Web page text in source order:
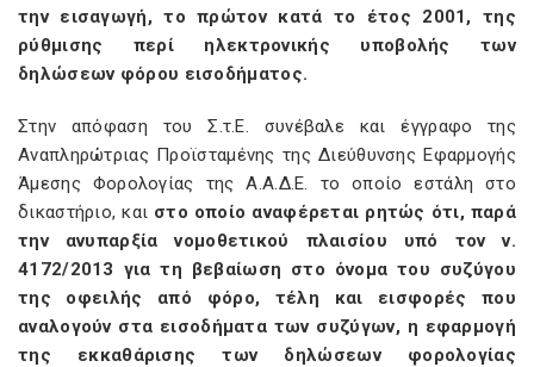
την εισαγωγή, το πρώτον κατά το έτος 2001, της
ρύθμισης περί ηλεκτρονικής υποβολής των
δηλώσεων φόρου εισοδήματος.
Στην απόφαση του Σ.τ.Ε. συνέβαλε και έγγραφο της
Αναπληρώτριας Προϊσταμένης της Διεύθυνσης Εφαρμογής
Άμεσης Φορολογίας της Α.Α.Δ.Ε. το οποίο εστάλη στο
δικαστήριο, και στο οποίο αναφέρεται ρητώς ότι, παρά
την ανυπαρξία νομοθετικού πλαισίου υπό τον ν.
4172/2013 για τη βεβαίωση στο όνομα του συζύγου
της οφειλής από φόρο, τέλη και εισφορές που
αναλογούν στα εισοδήματα των συζύγων, η εφαρμογή
της εκκαθάρισης των δηλώσεων φορολογίας